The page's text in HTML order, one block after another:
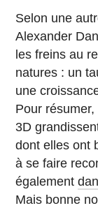
Selon une
Alexander
les freins au
natures : un
une
Pour
3D
dont elles ont
à se faire
également
Mais bonne